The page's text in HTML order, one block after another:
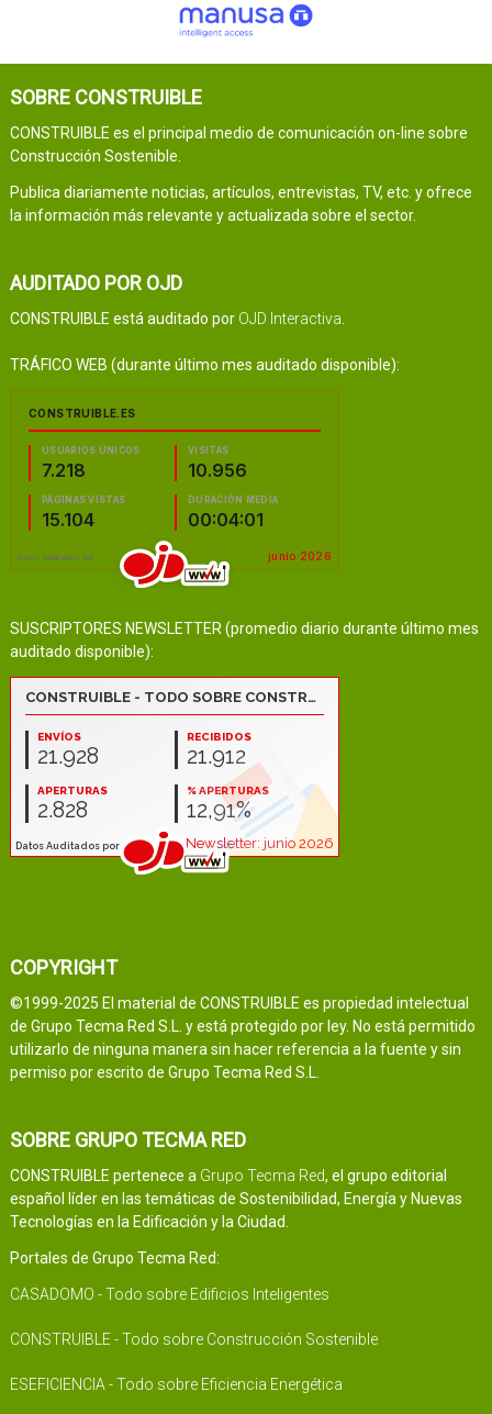
SOBRE CONSTRUIBLE
CONSTRUIBLE es el principal medio de comunicación on-line sobre
Construcción Sostenible.
Publica diariamente noticias, artículos, entrevistas, TV, etc. y ofrece
la información más relevante y actualizada sobre el sector.
AUDITADO POR OJD
CONSTRUIBLE está auditado por OJD Interactiva.
TRÁFICO WEB (durante último mes auditado disponible):
SUSCRIPTORES NEWSLETTER (promedio diario durante último mes
auditado disponible):
COPYRIGHT
©1999-2025 El material de CONSTRUIBLE es propiedad intelectual
de Grupo Tecma Red S.L. y está protegido por ley. No está permitido
utilizarlo de ninguna manera sin hacer referencia a la fuente y sin
permiso por escrito de Grupo Tecma Red S.L.
SOBRE GRUPO TECMA RED
CONSTRUIBLE pertenece a Grupo Tecma Red, el grupo editorial
español líder en las temáticas de Sostenibilidad, Energía y Nuevas
Tecnologías en la Edificación y la Ciudad.
Portales de Grupo Tecma Red:
CASADOMO - Todo sobre Edificios Inteligentes
CONSTRUIBLE - Todo sobre Construcción Sostenible
ESEFICIENCIA - Todo sobre Eficiencia Energética